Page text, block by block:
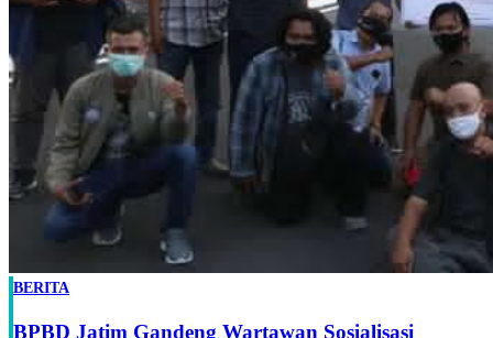
BERITA
BPBD Jatim Gandeng Wartawan Sosialisasi